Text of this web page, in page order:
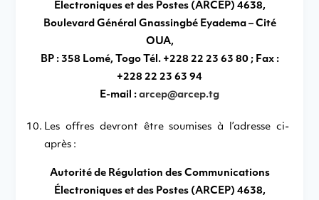
Électroniques et des Postes (ARCEP) 4638,
Boulevard Général Gnassingbé Eyadema – Cité
OUA,
BP : 358 Lomé, Togo Tél. +228 22 23 63 80 ; Fax :
+228 22 23 63 94
E-mail : arcep@arcep.tg
Les offres devront être soumises à l’adresse ci-
après :
Autorité de Régulation des Communications
Électroniques et des Postes (ARCEP) 4638,